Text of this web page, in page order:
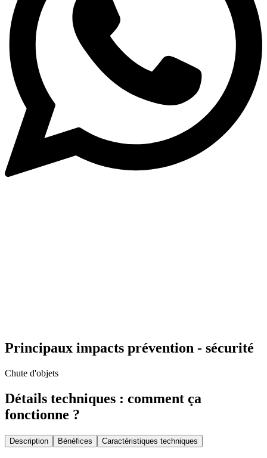
Principaux impacts prévention - sécurité
Chute d'objets
Détails techniques : comment ça
fonctionne ?
Description Bénéfices Caractéristiques techniques